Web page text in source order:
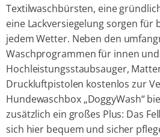
Textilwaschbürsten, eine
eine Lackversiegelung sorgen für
jedem Wetter. Neben den
Waschprogrammen für innen
Hochleistungsstaubsauger,
Druckluftpistolen kostenlos zur
Hundewaschbox „DoggyWash“
zusätzlich ein großes Plus: Das
sich hier bequem und sicher